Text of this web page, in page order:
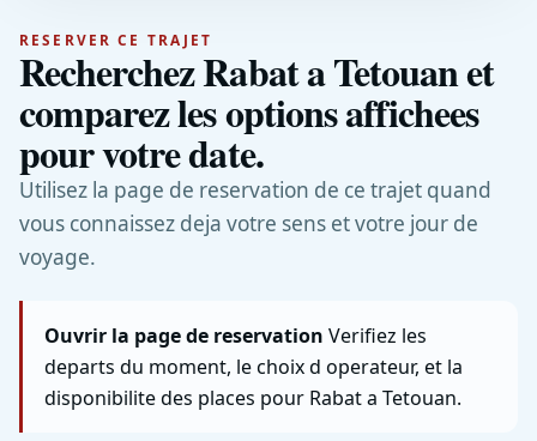
RESERVER CE TRAJET
Recherchez Rabat a Tetouan et
comparez les options affichees
pour votre date.
Utilisez la page de reservation de ce trajet quand
vous connaissez deja votre sens et votre jour de
voyage.
Ouvrir la page de reservation Verifiez les
departs du moment, le choix d operateur, et la
disponibilite des places pour Rabat a Tetouan.